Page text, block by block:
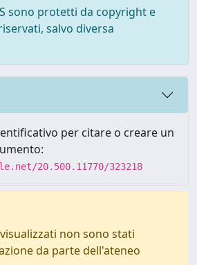
sono protetti da copyright e
salvo diversa
per citare o creare un
20.500.11770/323218
non sono stati
da parte dell'ateneo